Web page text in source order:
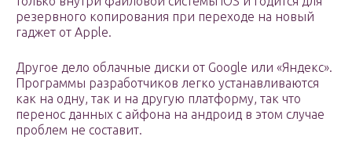
резервного копирования при переходе на новый
гаджет от Apple.
Другое дело облачные диски от Google или «Яндекс».
Программы разработчиков легко устанавливаются
как на одну, так и на другую платформу, так что
перенос данных с айфона на андроид в этом случае
проблем не составит.